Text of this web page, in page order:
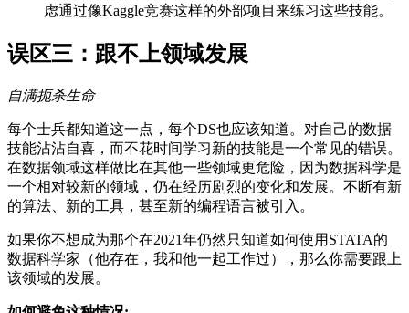
虑通过像Kaggle竞赛这样的外部项目来练习这些技能。
误区三：跟不上领域发展
自满扼杀生命
每个士兵都知道这一点，每个DS也应该知道。对自己的数据
技能沾沾自喜，而不花时间学习新的技能是一个常见的错误。
在数据领域这样做比在其他一些领域更危险，因为数据科学是
一个相对较新的领域，仍在经历剧烈的变化和发展。不断有新
的算法、新的工具，甚至新的编程语言被引入。
如果你不想成为那个在2021年仍然只知道如何使用STATA的
数据科学家（他存在，我和他一起工作过），那么你需要跟上
该领域的发展。